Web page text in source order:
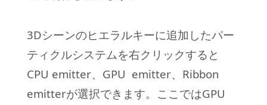
3Dシーンのヒエラルキーに追加したパー
ティクルシステムを右クリックすると
CPU emitter、GPU emitter、Ribbon
emitterが選択できます。ここではGPU